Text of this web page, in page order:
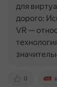
0
для
дорого:
VR —